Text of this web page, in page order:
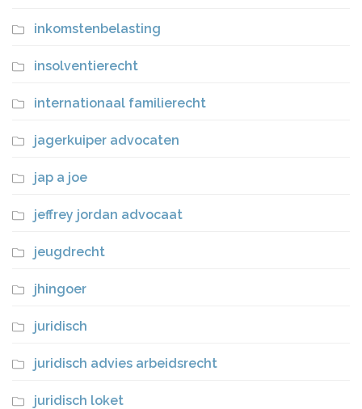
inkomstenbelasting
insolventierecht
internationaal familierecht
jagerkuiper advocaten
jap a joe
jeffrey jordan advocaat
jeugdrecht
jhingoer
juridisch
juridisch advies arbeidsrecht
juridisch loket